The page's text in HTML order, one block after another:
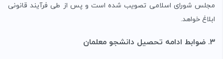
مجلس شورای اسلامی تصویب شده است و پس از طی فرآیند قانونی
ابلاغ خواهد.
۳. ضوابط ادامه تحصیل دانشجو معلمان